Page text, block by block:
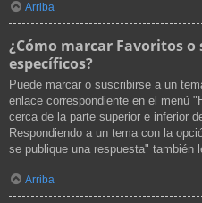
Arriba
¿Cómo marcar Favoritos
específicos?
Puede marcar o suscribirse a un
enlace correspondiente en el menú
cerca de la parte superior e inferior
Respondiendo a un tema con la
se publique una respuesta" también
Arriba